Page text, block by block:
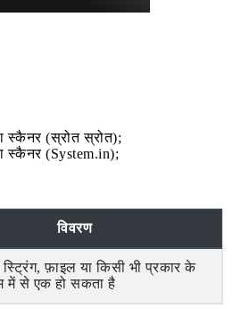
स्कैनर (स्रोत स्रोत);
स्कैनर (System.in);
विवरण
स्ट्रिंग, फ़ाइल या किसी भी प्रकार के
में से एक हो सकता है